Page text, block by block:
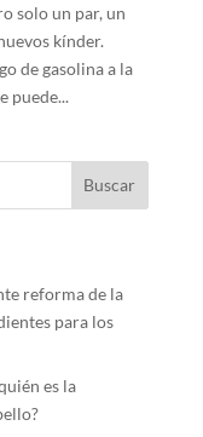
solo un par, un
kínder.
de gasolina a la
puede...
reforma de la
para los
es la